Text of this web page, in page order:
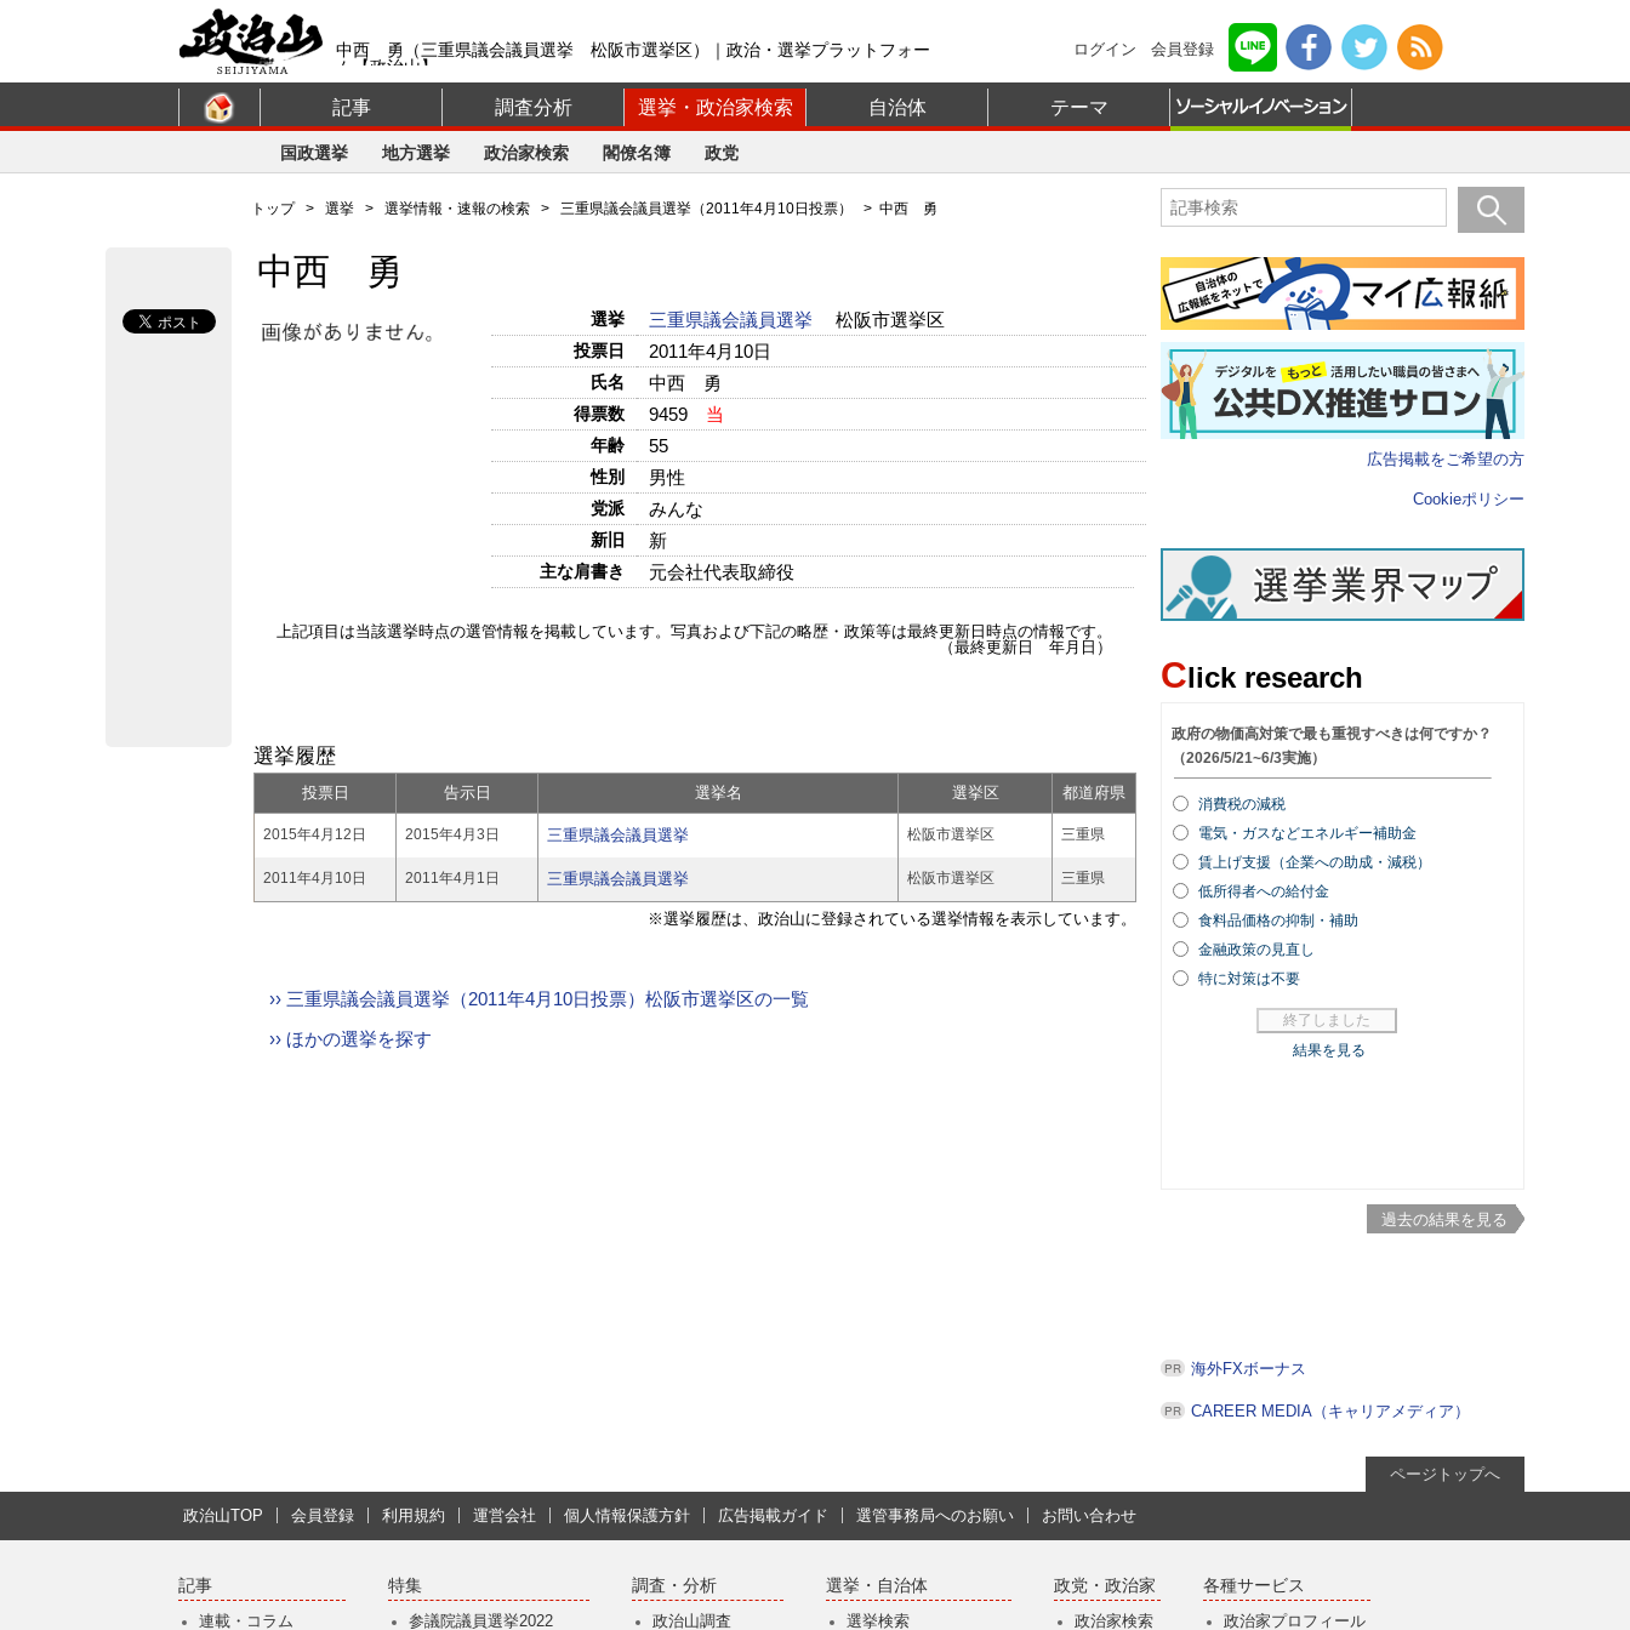
中西 勇（三重県議会議員選挙 松阪市選挙区）｜政治・選挙プラットフォー
ム【政治山】
ログイン 会員登録
記事 調査分析 選挙・政治家検索 自治体 テーマ
国政選挙 地方選挙 政治家検索 閣僚名簿 政党
トップ> 選挙 > 選挙情報・速報の検索 > 三重県議会議員選挙（2011年4月10日投票） > 中西 勇
中西 勇
選挙 三重県議会議員選挙 松阪市選挙区
投票日 2011年4月10日
氏名 中西 勇
得票数 9459 当
年齢 55
性別 男性
党派 みんな
新旧 新
主な肩書き 元会社代表取締役
上記項目は当該選挙時点の選管情報を掲載しています。写真および下記の略歴・政策等は最終更新日時点の情報です。
（最終更新日 年月日）
選挙履歴
投票日 告示日 選挙名 選挙区 都道府県
2015年4月12日 2015年4月3日 三重県議会議員選挙 松阪市選挙区 三重県
2011年4月10日 2011年4月1日 三重県議会議員選挙 松阪市選挙区 三重県
※選挙履歴は、政治山に登録されている選挙情報を表示しています。
›› 三重県議会議員選挙（2011年4月10日投票）松阪市選挙区の一覧
›› ほかの選挙を探す
広告掲載をご希望の方
Cookieポリシー
Click research
過去の結果を見る
海外FXボーナス
CAREER MEDIA（キャリアメディア）
ページトップへ
政治山TOP 会員登録 利用規約 運営会社 個人情報保護方針 広告掲載ガイド 選管事務局へのお願い お問い合わせ
記事
連載・コラム
特集
参議院議員選挙2022
調査・分析
政治山調査
選挙・自治体
選挙検索
政党・政治家
政治家検索
各種サービス
政治家プロフィール